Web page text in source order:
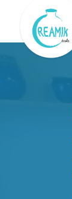
content